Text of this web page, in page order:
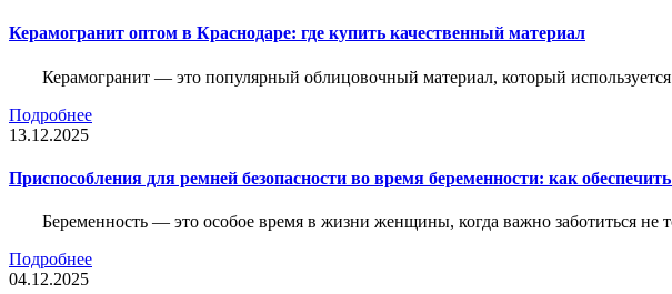
Керамогранит оптом в Краснодаре: где купить качественный материал
Керамогранит — это популярный облицовочный материал, который
Подробнее
13.12.2025
Приспособления для ремней безопасности во время беременности: как
Беременность — это особое время в жизни женщины, когда важно заботиться не
Подробнее
04.12.2025